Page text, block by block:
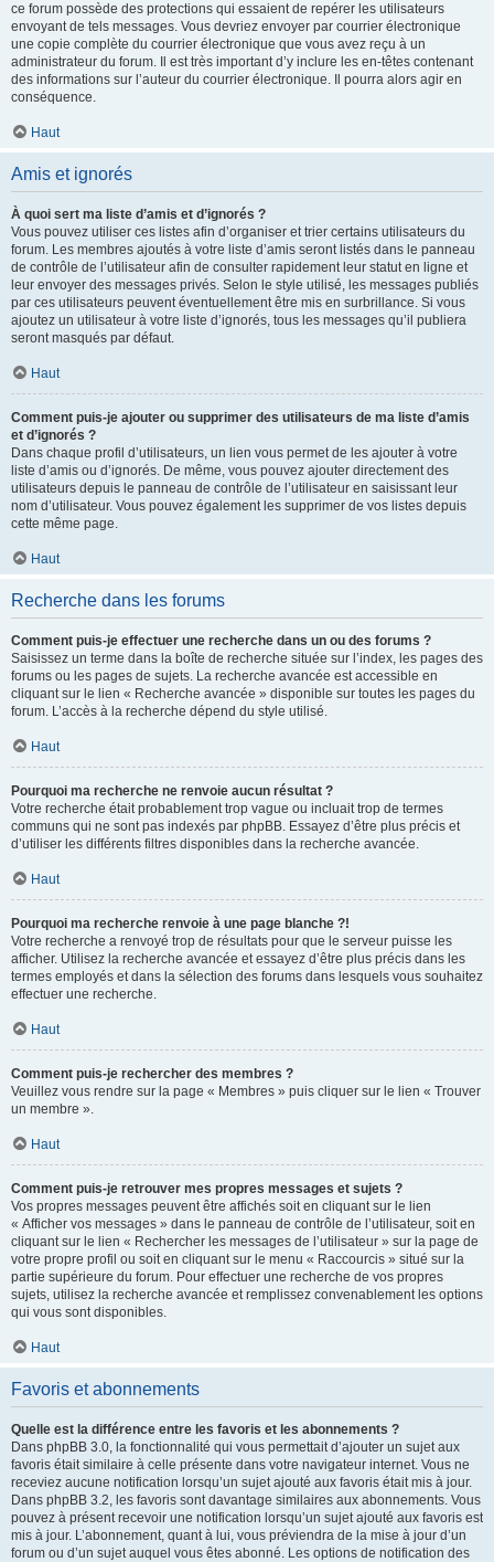
ce forum possède des protections qui essaient de repérer les utilisateurs
envoyant de tels messages. Vous devriez envoyer par courrier électronique
une copie complète du courrier électronique que vous avez reçu à un
administrateur du forum. Il est très important d’y inclure les en-têtes contenant
des informations sur l’auteur du courrier électronique. Il pourra alors agir en
conséquence.
Haut
Amis et ignorés
À quoi sert ma liste d’amis et d’ignorés ?
Vous pouvez utiliser ces listes afin d’organiser et trier certains utilisateurs du
forum. Les membres ajoutés à votre liste d’amis seront listés dans le panneau
de contrôle de l’utilisateur afin de consulter rapidement leur statut en ligne et
leur envoyer des messages privés. Selon le style utilisé, les messages publiés
par ces utilisateurs peuvent éventuellement être mis en surbrillance. Si vous
ajoutez un utilisateur à votre liste d’ignorés, tous les messages qu’il publiera
seront masqués par défaut.
Haut
Comment puis-je ajouter ou supprimer des utilisateurs de ma liste d’amis
et d’ignorés ?
Dans chaque profil d’utilisateurs, un lien vous permet de les ajouter à votre
liste d’amis ou d’ignorés. De même, vous pouvez ajouter directement des
utilisateurs depuis le panneau de contrôle de l’utilisateur en saisissant leur
nom d’utilisateur. Vous pouvez également les supprimer de vos listes depuis
cette même page.
Haut
Recherche dans les forums
Comment puis-je effectuer une recherche dans un ou des forums ?
Saisissez un terme dans la boîte de recherche située sur l’index, les pages des
forums ou les pages de sujets. La recherche avancée est accessible en
cliquant sur le lien « Recherche avancée » disponible sur toutes les pages du
forum. L’accès à la recherche dépend du style utilisé.
Haut
Pourquoi ma recherche ne renvoie aucun résultat ?
Votre recherche était probablement trop vague ou incluait trop de termes
communs qui ne sont pas indexés par phpBB. Essayez d’être plus précis et
d’utiliser les différents filtres disponibles dans la recherche avancée.
Haut
Pourquoi ma recherche renvoie à une page blanche ?!
Votre recherche a renvoyé trop de résultats pour que le serveur puisse les
afficher. Utilisez la recherche avancée et essayez d’être plus précis dans les
termes employés et dans la sélection des forums dans lesquels vous souhaitez
effectuer une recherche.
Haut
Comment puis-je rechercher des membres ?
Veuillez vous rendre sur la page « Membres » puis cliquer sur le lien « Trouver
un membre ».
Haut
Comment puis-je retrouver mes propres messages et sujets ?
Vos propres messages peuvent être affichés soit en cliquant sur le lien
« Afficher vos messages » dans le panneau de contrôle de l’utilisateur, soit en
cliquant sur le lien « Rechercher les messages de l’utilisateur » sur la page de
votre propre profil ou soit en cliquant sur le menu « Raccourcis » situé sur la
partie supérieure du forum. Pour effectuer une recherche de vos propres
sujets, utilisez la recherche avancée et remplissez convenablement les options
qui vous sont disponibles.
Haut
Favoris et abonnements
Quelle est la différence entre les favoris et les abonnements ?
Dans phpBB 3.0, la fonctionnalité qui vous permettait d’ajouter un sujet aux
favoris était similaire à celle présente dans votre navigateur internet. Vous ne
receviez aucune notification lorsqu’un sujet ajouté aux favoris était mis à jour.
Dans phpBB 3.2, les favoris sont davantage similaires aux abonnements. Vous
pouvez à présent recevoir une notification lorsqu’un sujet ajouté aux favoris est
mis à jour. L’abonnement, quant à lui, vous préviendra de la mise à jour d’un
forum ou d’un sujet auquel vous êtes abonné. Les options de notification des